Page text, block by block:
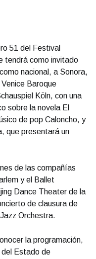
51 del Festival
tendrá como invitado
nacional, a Sonora,
Baroque
Köln, con una
sobre la novela El
de pop Caloncho, y
que presentará un
de las compañías
y el Ballet
Dance Theater de la
de clausura de
Orchestra.
la programación,
del Estado de